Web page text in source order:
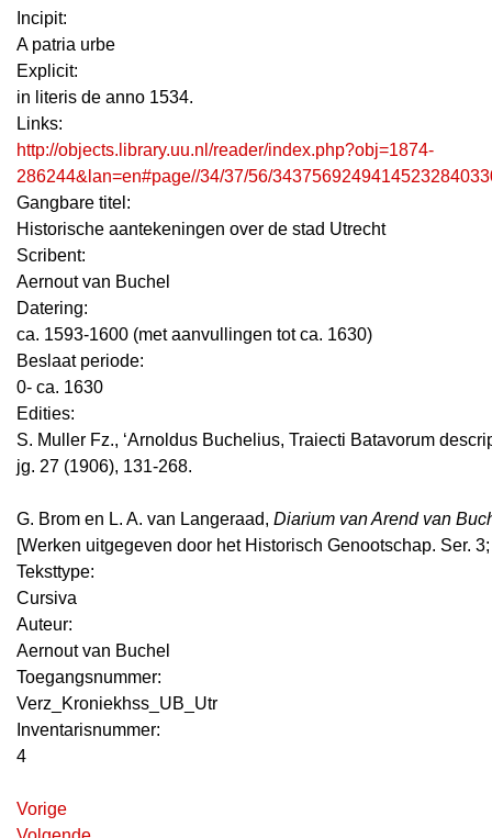
Incipit:
A patria urbe
Explicit:
in literis de anno 1534.
Links:
http://objects.library.uu.nl/reader/index.php?obj=1874-
286244&lan=en#page//34/37/56/
Gangbare titel:
Historische aantekeningen over de stad Utrecht
Scribent:
Aernout van Buchel
Datering:
ca. 1593-1600 (met aanvullingen tot ca. 1630)
Beslaat periode:
0- ca. 1630
Edities:
S. Muller Fz., ‘Arnoldus Buchelius, Traiecti Batavorum
jg. 27 (1906), 131-268.
G. Brom en L. A. van Langeraad, Diarium van Arend van
[Werken uitgegeven door het Historisch Genootschap. Ser. 3;
Teksttype:
Cursiva
Auteur:
Aernout van Buchel
Toegangsnummer:
Verz_Kroniekhss_UB_Utr
Inventarisnummer:
4
Vorige